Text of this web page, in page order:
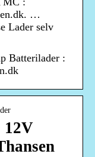
…
Lader selv
Batterilader :
12V